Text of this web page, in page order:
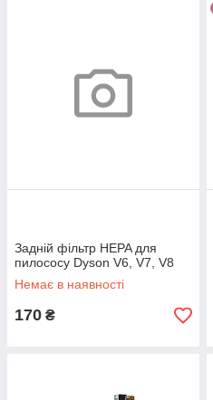
Задній фільтр HEPA для
пилососу Dyson V6, V7, V8
Немає в наявності
170 ₴